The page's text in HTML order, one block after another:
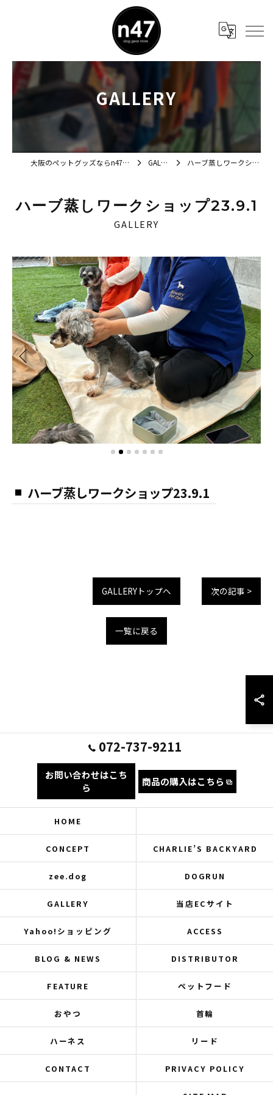
GALLERY
大阪のペットグッズならn47 dog gear store GALLERY ハーブ蒸しワークショップ23.9.1
GALLERY
ハーブ蒸しワークショップ23.9.1
ハーブ蒸しワークショップ23.9.1
GALLERYトップへ 次の記事 >
一覧に戻る
072-737-9211
お問い合わせはこち
ら
商品の購入はこちら
HOME
CONCEPT CHARLIE’S BACKYARD
zee.dog DOGRUN
GALLERY 当店ECサイト
Yahoo!ショッピング ACCESS
BLOG & NEWS DISTRIBUTOR
FEATURE ペットフード
おやつ 首輪
ハーネス リード
CONTACT PRIVACY POLICY